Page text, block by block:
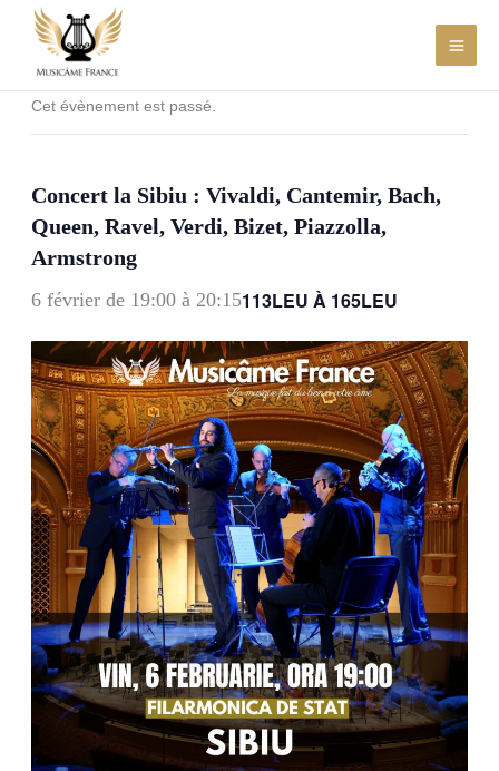
contenu
Cet évènement est passé.
Concert la Sibiu : Vivaldi, Cantemir, Bach,
Queen, Ravel, Verdi, Bizet, Piazzolla,
Armstrong
6 février de 19:00à 20:15113LEU À 165LEU